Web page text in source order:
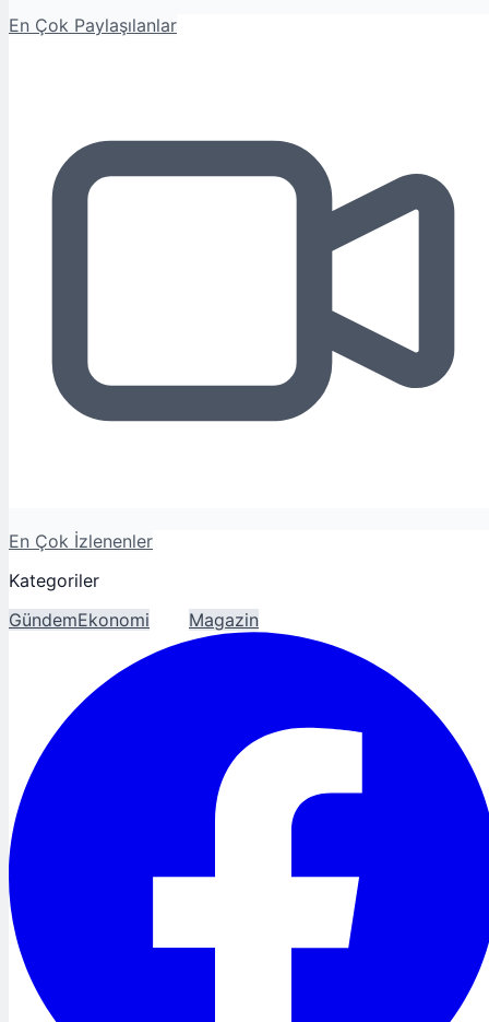
En Çok Paylaşılanlar
En Çok İzlenenler
Kategoriler
GündemEkonomi Magazin